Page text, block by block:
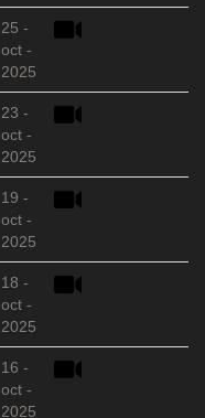
25 -
oct -
2025
23 -
oct -
2025
19 -
oct -
2025
18 -
oct -
2025
16 -
oct -
2025